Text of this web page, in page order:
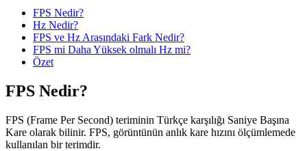
FPS Nedir?
Hz Nedir?
FPS ve Hz Arasındaki Fark Nedir?
FPS mi Daha Yüksek olmalı Hz mi?
Özet
FPS Nedir?
FPS (Frame Per Second) teriminin Türkçe karşılığı Saniye Başına
Kare olarak bilinir. FPS, görüntünün anlık kare hızını ölçümlemede
kullanılan bir terimdir.